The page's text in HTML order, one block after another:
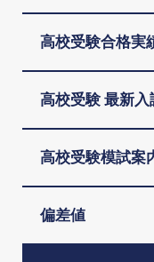
高校受験合格実
高校受験 最新入
高校受験模試案
偏差値